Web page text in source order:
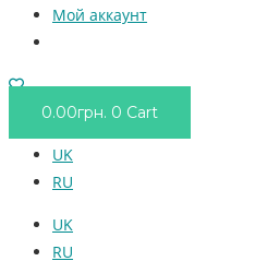
Мой аккаунт
0.00грн. 0 Cart
UK
RU
UK
RU